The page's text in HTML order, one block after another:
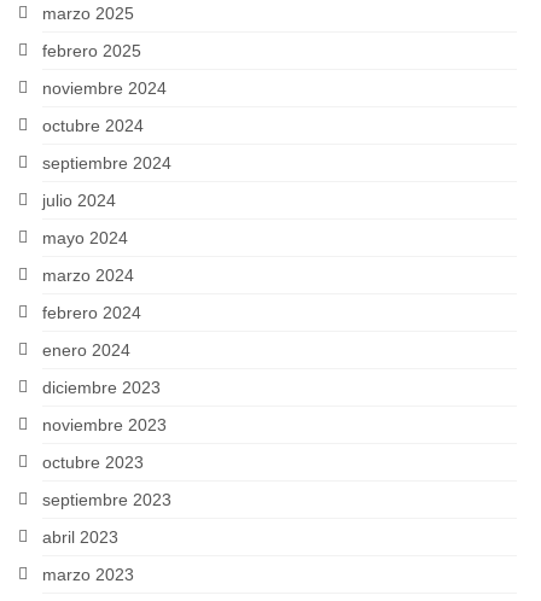
marzo 2025
febrero 2025
noviembre 2024
octubre 2024
septiembre 2024
julio 2024
mayo 2024
marzo 2024
febrero 2024
enero 2024
diciembre 2023
noviembre 2023
octubre 2023
septiembre 2023
abril 2023
marzo 2023